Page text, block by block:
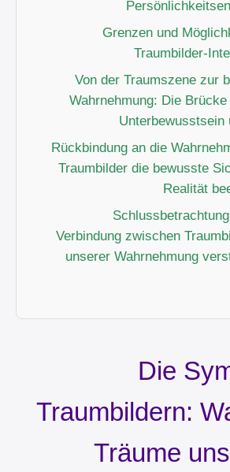
Grenzen und
Traumbilder-
Von der Traumszene zur
Wahrnehmung: Die
Unterbewusstsein
Rückbindung an die
Traumbilder die bewusste
Realität
Verbindung zwischen
unserer Wahrnehmung
Die
Traumbildern:
Träume